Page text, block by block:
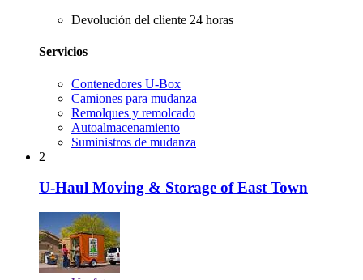
Devolución del cliente 24 horas
Servicios
Contenedores U-Box
Camiones para mudanza
Remolques y remolcado
Autoalmacenamiento
Suministros de mudanza
2
U-Haul Moving & Storage of East Town